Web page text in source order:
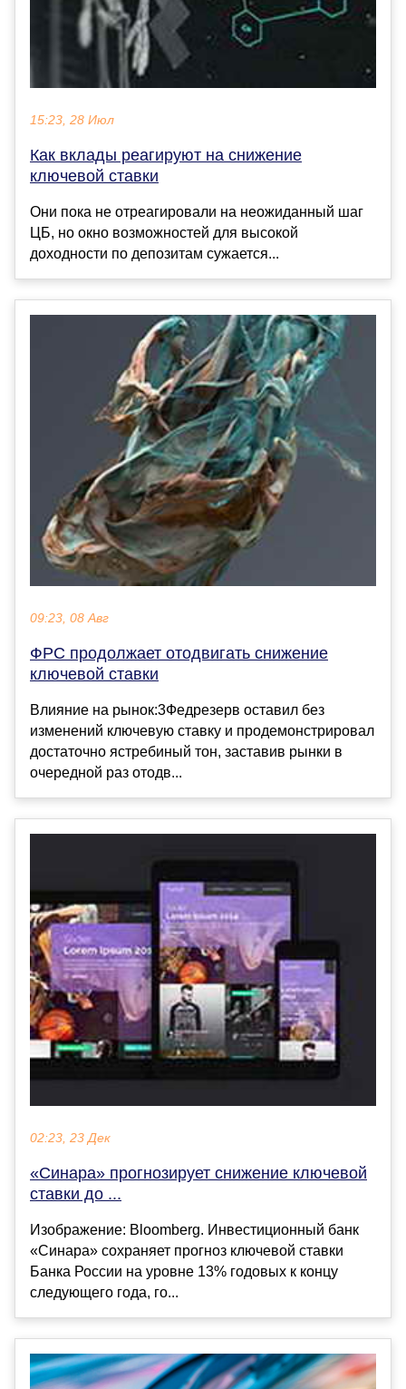
15:23, 28 Июл
Как вклады реагируют на снижение
ключевой ставки
Они пока не отреагировали на неожиданный шаг
ЦБ, но окно возможностей для высокой
доходности по депозитам сужается...
09:23, 08 Авг
ФРС продолжает отодвигать снижение
ключевой ставки
Влияние на рынок:3Федрезерв оставил без
изменений ключевую ставку и продемонстрировал
достаточно ястребиный тон, заставив рынки в
очередной раз отодв...
02:23, 23 Дек
«Синара» прогнозирует снижение ключевой
ставки до ...
Изображение: Bloomberg. Инвестиционный банк
«Синара» сохраняет прогноз ключевой ставки
Банка России на уровне 13% годовых к концу
следующего года, го...